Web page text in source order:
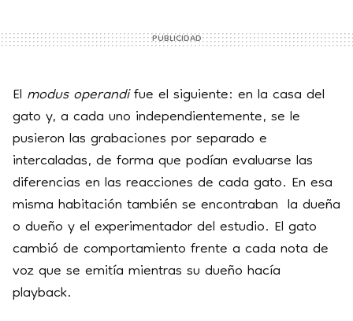
Elmodus operandifue el siguiente: en la casa del
gato y, a cada uno independientemente, se le
pusieron las grabaciones por separado e
intercaladas, de forma que podían evaluarse las
diferencias en las reacciones de cada gato. En esa
misma habitación también se encontraban la dueña
o dueño y el experimentador del estudio. El gato
cambió de comportamiento frente a cada nota de
voz que se emitía mientras su dueño hacía
playback.